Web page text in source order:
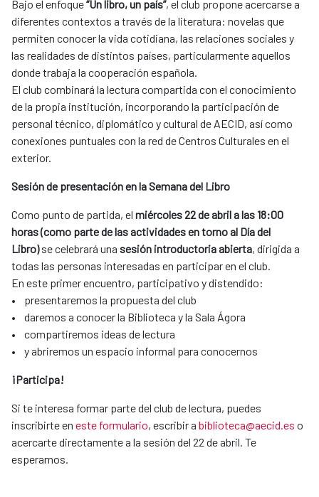
Bajo el enfoque“Un libro, un país”, el club propone acercarse a
diferentes contextos a través de la literatura: novelas que
permiten conocer la vida cotidiana, las relaciones sociales y
las realidades de distintos países, particularmente aquellos
donde trabaja la cooperación española.
El club combinará la lectura compartida con el conocimiento
de la propia institución, incorporando la participación de
personal técnico, diplomático y cultural de AECID, así como
conexiones puntuales con la red de Centros Culturales en el
exterior.
Sesión de presentación en la Semana del Libro
Como punto de partida, el miércoles 22 de abril a las 18:00
horas (como parte de las actividades en torno al Día del
Libro)se celebrará una sesión introductoria abierta, dirigida a
todas las personas interesadas en participar en el club.
En este primer encuentro, participativo y distendido:
• presentaremos la propuesta del club
• daremos a conocer la Biblioteca y la Sala Ágora
• compartiremos ideas de lectura
• y abriremos un espacio informal para conocernos
¡Participa!
Si te interesa formar parte del club de lectura, puedes
inscribirte en este formulario, escribir a biblioteca@aecid.es o
acercarte directamente a la sesión del 22 de abril. Te
esperamos.